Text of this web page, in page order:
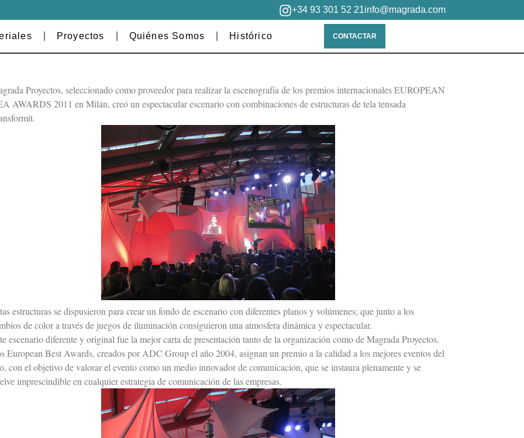
+34 93 301 52 21info@magrada.com
Proyectos Quiénes Somos Histórico CONTACTAR
Proyectos, seleccionado como proveedor para realizar la escenografía de los premios internacionales EUROPEAN
AWARDS 2011 en Milán, creó un espectacular escenario con combinaciones de estructuras de tela tensada
estructuras se dispusieron para crear un fondo de escenario con diferentes planos y volúmenes; que junto a los
de color a través de juegos de iluminación consiguieron una atmosfera dinámica y espectacular.
escenario diferente y original fue la mejor carta de presentación tanto de la organización como de Magrada Proyectos.
European Best Awards, creados por ADC Group el año 2004, asignan un premio a la calidad a los mejores eventos del
con el objetivo de valorar el evento como un medio innovador de comunicación, que se instaura plenamente y se
imprescindible en cualquier estrategia de comunicación de las empresas.